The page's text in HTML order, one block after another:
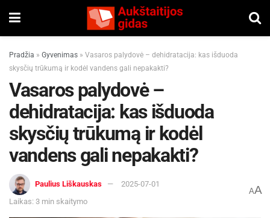
Pradžia » Gyvenimas » Vasaros palydovė – dehidratacija: kas išduoda
skysčių trūkumą ir kodėl vandens gali nepakakti?
Vasaros palydovė –
dehidratacija: kas išduoda
skysčių trūkumą ir kodėl
vandens gali nepakakti?
Paulius Liškauskas
2025-07-01
Laikas: 3 min skaitymo
AA